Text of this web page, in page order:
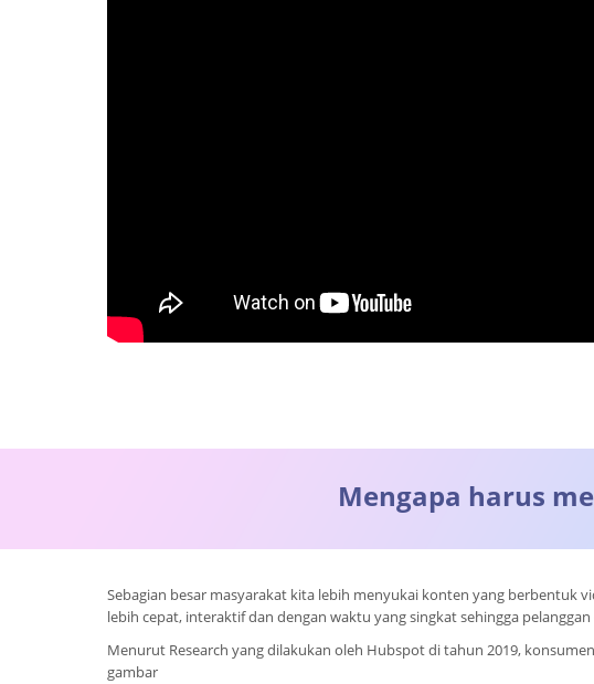
Mengapa harus
Sebagian besar masyarakat kita lebih menyukai konten yang
lebih cepat, interaktif dan dengan waktu yang singkat sehingga
Menurut Research yang dilakukan oleh Hubspot di tahun 2019,
gambar